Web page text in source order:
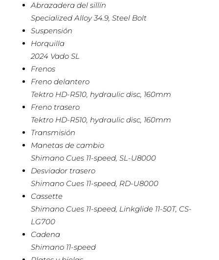
Abrazadera del sillín
Specialized Alloy 34.9, Steel Bolt
Suspensión
Horquilla
2024 Vado SL
Frenos
Freno delantero
Tektro HD-R510, hydraulic disc, 160mm
Freno trasero
Tektro HD-R510, hydraulic disc, 160mm
Transmisión
Manetas de cambio
Shimano Cues 11-speed, SL-U8000
Desviador trasero
Shimano Cues 11-speed, RD-U8000
Cassette
Shimano Cues 11-speed, Linkglide 11-50T, CS-
LG700
Cadena
Shimano 11-speed